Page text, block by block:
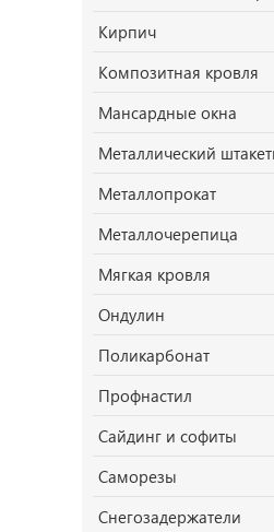
Кирпич
Композитная кровля
Мансардные окна
Металлический
Металлопрокат
Металлочерепица
Мягкая кровля
Ондулин
Поликарбонат
Профнастил
Сайдинг и софиты
Саморезы
Снегозадержатели